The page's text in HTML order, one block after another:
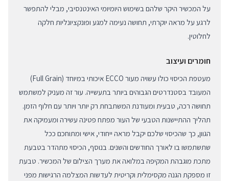
על המכשיר היקר שלהם בשימוש היומיומי האינטנסיבי, מבלי להתפשר
לרגע על מראה יוקרתי, תחושה נעימה למגע ופונקציונליות חלקה
לחלוטין.
חומרים ועיצוב
מעטפת הכיסוי כולו עשויה מעור ECCO איכותי במיוחד (Full Grain)
המעובד בסטנדרטים הגבוהים ביותר בתעשייה. עור זה מעניק למשתמש
תחושה רכה, טבעית ומעודנת המשתבחת רק יותר ויותר עם חלוף הזמן.
תהליך ההתיישנות הטבעי של העור מפתח פטינה עשירה ומעמיקה את
הגוון, כך שהכיסוי שלכם יקבל מראה ייחודי, אישי ומתוחכם ככל
שתשתמשו בו לאורך החודשים והשנים. בנוסף, הכיסוי מתהדר בטבעת
מתכת מוגבהת המקיפה במלואה את מערך הצילום של המכשיר. טבעת
זו מספקת הגנה מקסימלית וקריטית לעדשות המצלמה הרגישות מפני